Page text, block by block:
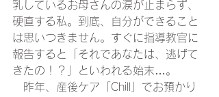
乳しているお母さんの涙が止まらず、
硬直する私。到底、自分ができること
は思いつきません。すぐに指導教官に
報告すると「それであなたは、逃げて
きたの！？」といわれる始末…。
昨年、産後ケア「Chill」でお預かり